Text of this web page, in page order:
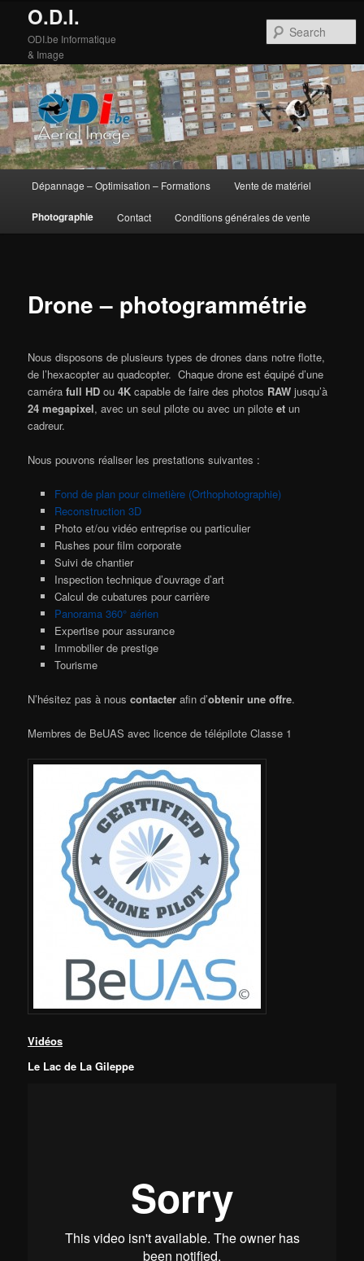
O.D.I.
ODI.be Informatique
& Image
Skip
to
Skip
to
Dépannage – Optimisation – Formations Vente de matériel
Photographie Contact Conditions générales de vente
Drone – photogrammétrie
Nous disposons de plusieurs types de drones dans notre flotte,
de l’hexacopter au quadcopter. Chaque drone est équipé d’une
camérafull HD ou4K capable de faire des photos RAW jusqu’à
24 megapixel, avec un seul pilote ou avec un piloteet un
cadreur.
Nous pouvons réaliser les prestations suivantes :
Fond de plan pour cimetière (Orthophotographie)
Reconstruction 3D
Photo et/ou vidéo entreprise ou particulier
Rushes pour film corporate
Suivi de chantier
Inspection technique d’ouvrage d’art
Calcul de cubatures pour carrière
Panorama 360° aérien
Expertise pour assurance
Immobilier de prestige
Tourisme
N’hésitez pas à nouscontacter afin d’obtenir une offre.
Membres de BeUAS avec licence de télépilote Classe 1
Vidéos
Le Lac de La Gileppe